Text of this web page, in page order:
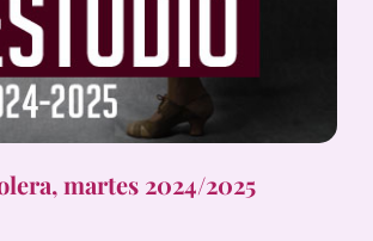
martes 2024/2025